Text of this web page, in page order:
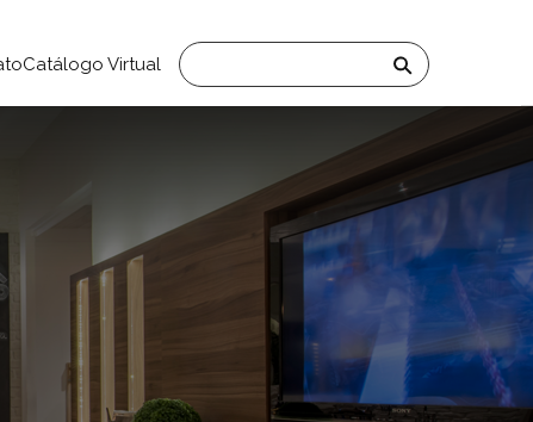
Catálogo Virtual